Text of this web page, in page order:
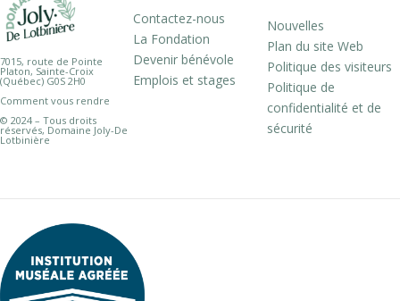
7015, route de Pointe
Platon, Sainte-Croix
(Québec) G0S 2H0
Comment vous rendre
© 2024 – Tous droits
réservés, Domaine Joly-De
Lotbinière
Contactez-nous
La Fondation
Devenir bénévole
Emplois et stages
Nouvelles
Plan du site Web
Politique des visiteurs
Politique de
confidentialité et de
sécurité